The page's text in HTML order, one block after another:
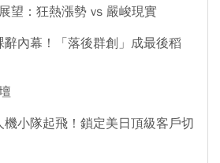
望：狂熱漲勢 vs 嚴峻現實
內幕！「落後群創」成最後稻
小隊起飛！鎖定美日頂級客戶切